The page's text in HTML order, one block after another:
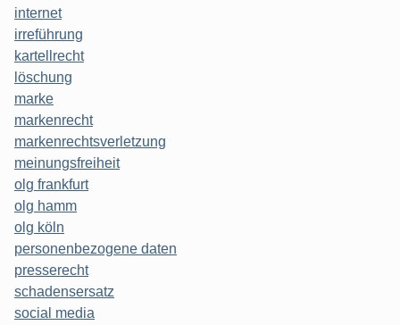
internet
irreführung
kartellrecht
löschung
marke
markenrecht
markenrechtsverletzung
meinungsfreiheit
olg frankfurt
olg hamm
olg köln
personenbezogene daten
presserecht
schadensersatz
social media